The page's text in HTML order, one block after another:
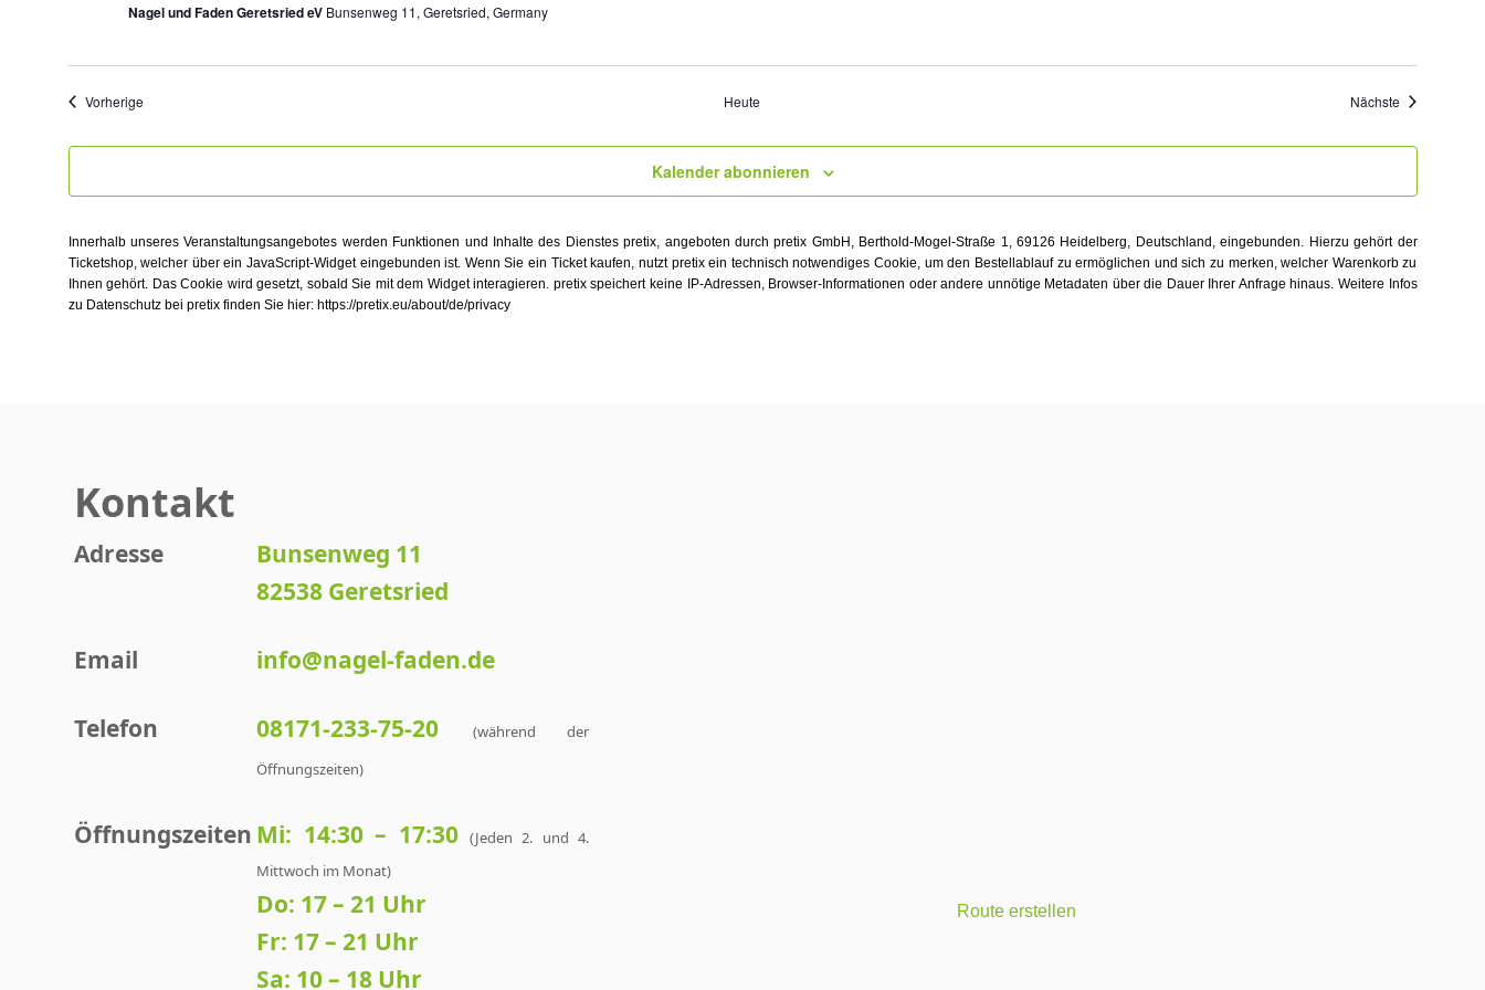
Nagel und Faden Geretsried eV Bunsenweg 11, Geretsried, Germany
VorherigeVeranstaltungen Heute Nächste
Kalender abonnieren
Innerhalb unseres Veranstaltungsangebotes werden Funktionen und Inhalte des Dienstes pretix, angeboten durch pretix GmbH, Berthold-Mogel-Straße 1, 69126 Heidelberg, Deutschland, eingebunden. Hierzu gehört der
Ticketshop, welcher über ein JavaScript-Widget eingebunden ist. Wenn Sie ein Ticket kaufen, nutzt pretix ein technisch notwendiges Cookie, um den Bestellablauf zu ermöglichen und sich zu merken, welcher Warenkorb zu
Ihnen gehört. Das Cookie wird gesetzt, sobald Sie mit dem Widget interagieren. pretix speichert keine IP-Adressen, Browser-Informationen oder andere unnötige Metadaten über die Dauer Ihrer Anfrage hinaus. Weitere Infos
zu Datenschutz bei pretix finden Sie hier: https://pretix.eu/about/de/privacy
Kontakt
Adresse
Bunsenweg 11
82538 Geretsried
Email info@nagel-faden.de
Telefon 08171-233-75-20
(während der
Öffnungszeiten)
Öffnungszeiten Mi: 14:30 – 17:30 (Jeden 2. und 4.
Mittwoch im Monat)
Do: 17 – 21 Uhr
Fr: 17 – 21 Uhr
Sa: 10 – 18 Uhr
Route erstellen